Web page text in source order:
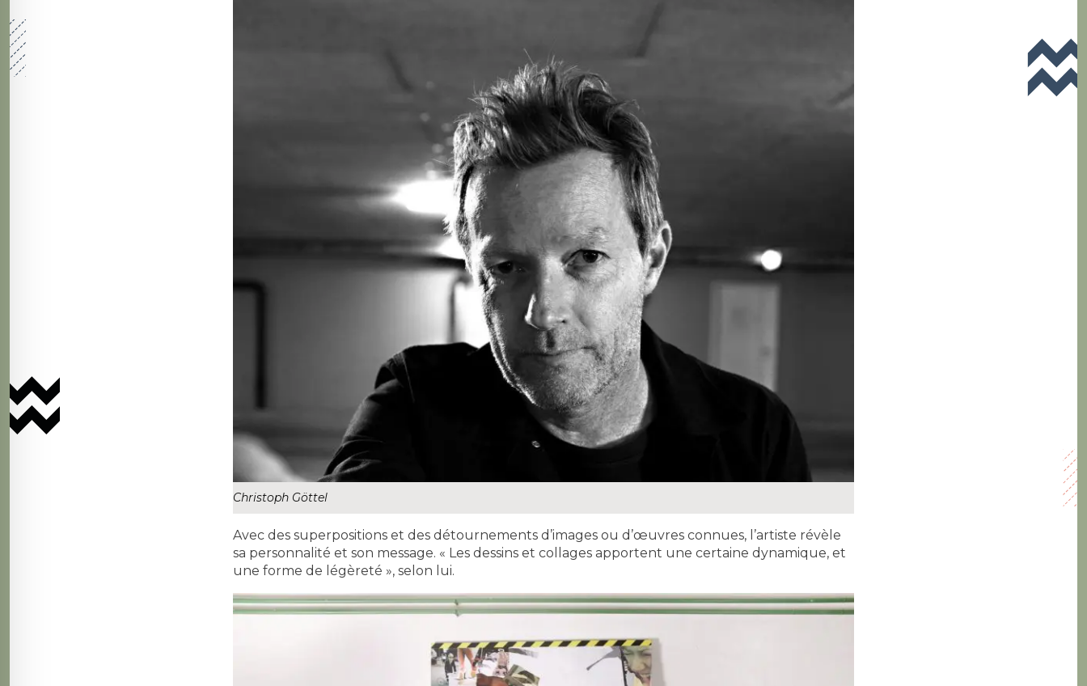
Christoph Göttel
Avec des superpositions et des détournements d’images ou d’œuvres connues, l’artiste révèle
sa personnalité et son message. « Les dessins et collages apportent une certaine dynamique, et
une forme de légèreté », selon lui.